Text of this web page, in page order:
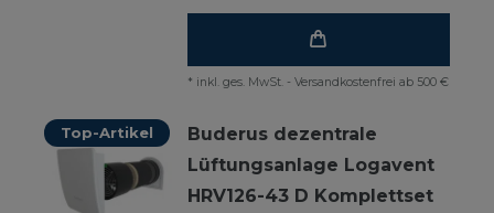
* inkl. ges. MwSt. - Versandkostenfrei ab 500 €
Top-Artikel
Buderus dezentrale
Lüftungsanlage Logavent
HRV126-43 D Komplettset